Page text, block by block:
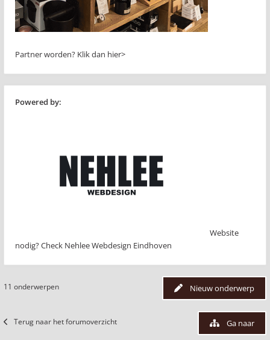
Partner worden? Klik dan hier>
Powered by:
Website
nodig? Check Nehlee Webdesign Eindhoven
Nieuw onderwerp
11 onderwerpen
Terug naar het forumoverzicht Ga naar